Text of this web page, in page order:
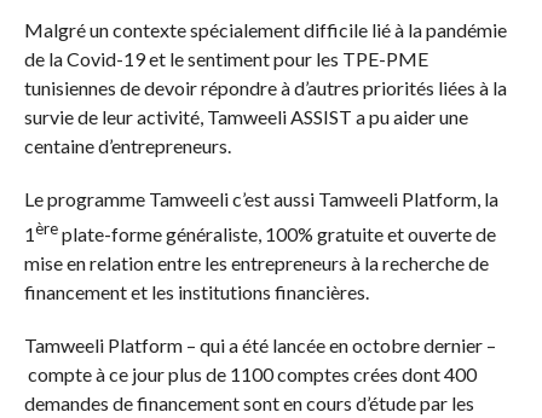
Malgré un contexte spécialement difficile lié à la pandémie
de la Covid-19 et le sentiment pour les TPE-PME
tunisiennes de devoir répondre à d’autres priorités liées à la
survie de leur activité, Tamweeli ASSIST a pu aider une
centaine d’entrepreneurs.
Le programme Tamweeli c’est aussi Tamweeli Platform, la
1èreplate-forme généraliste, 100% gratuite et ouverte de
mise en relation entre les entrepreneurs à la recherche de
financement et les institutions financières.
Tamweeli Platform – qui a été lancée en octobre dernier –
compte à ce jour plus de 1100 comptes crées dont 400
demandes de financement sont en cours d’étude par les